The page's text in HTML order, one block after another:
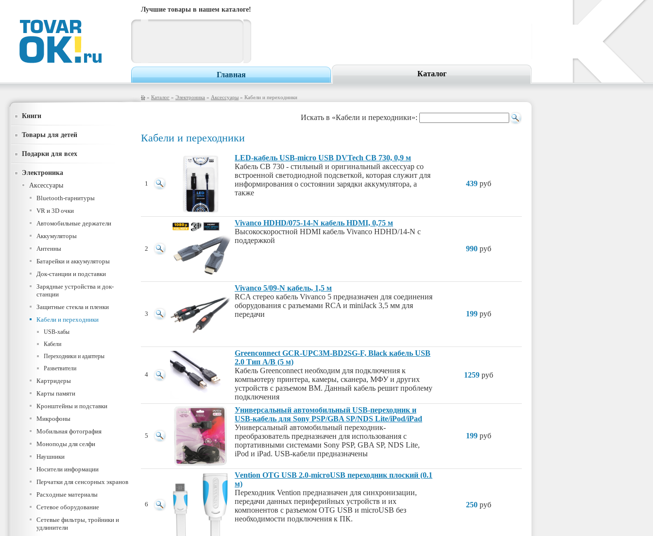
Лучшие товары в нашем каталоге!
Главная Каталог
» Каталог » Электроника » Аксессуары » Кабели и переходники
Книги
Товары для детей
Подарки для всех
Электроника
Аксессуары
Bluetooth-гарнитуры
VR и 3D очки
Автомобильные держатели
Аккумуляторы
Антенны
Батарейки и аккумуляторы
Док-станции и подставки
Зарядные устройства и док-
станции
Защитные стекла и пленки
Кабели и переходники
USB-хабы
Кабели
Переходники и адаптеры
Разветвители
Картридеры
Карты памяти
Кронштейны и подставки
Микрофоны
Мобильная фотография
Моноподы для селфи
Наушники
Носители информации
Перчатки для сенсорных экранов
Расходные материалы
Сетевое оборудование
Сетевые фильтры, тройники и
удлинители
Искать в «Кабели и переходники»:
Кабели и переходники
1
LED-кабель USB-micro USB DVTech CB 730, 0,9 м
Кабель CB 730 - стильный и оригинальный аксессуар со
встроенной светодиодной подсветкой, которая служит для
информирования о состоянии зарядки аккумулятора, а
также
439 руб
2
Vivanco HDHD/075-14-N кабель HDMI, 0,75 м
Высокоскоростной HDMI кабель Vivanco HDHD/14-N c
поддержкой
990 руб
3
Vivanco 5/09-N кабель, 1,5 м
RCA стерео кабель Vivanco 5 предназначен для соединения
оборудования с разъемами RCA и miniJack 3,5 мм для
передачи
199 руб
4
Greenconnect GCR-UPC3M-BD2SG-F, Black кабель USB
2.0 Тип A/B (5 м)
Кабель Greenconnect необходим для подключения к
компьютеру принтера, камеры, сканера, МФУ и других
устройств с разъемом BM. Данный кабель решит проблему
подключения
1259 руб
5
Универсальный автомобильный USB-переходник и
USB-кабель для Sony PSP/GBA SP/NDS Lite/iPod/iPad
Универсальный автомобильный переходник-
преобразователь предназначен для использования с
портативными системами Sony PSP, GBA SP, NDS Lite,
iPod и iPad. USB-кабели предназначены
199 руб
6
Vention OTG USB 2.0-microUSB переходник плоский (0.1
м)
Переходник Vention предназначен для синхронизации,
передачи данных периферийных устройств и их
компонентов с разъемом OTG USB и microUSB без
необходимости подключения к ПК.
250 руб